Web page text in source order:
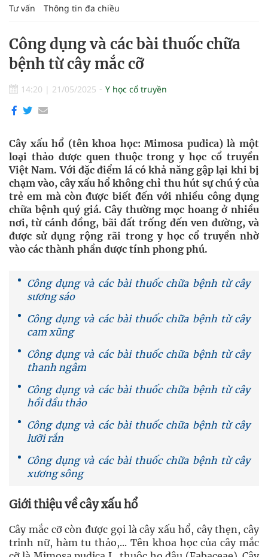
Tư vấn Thông tin đa chiều
Công dụng và các bài thuốc chữa
bệnh từ cây mắc cỡ
14:20 | 21/05/2025 Y học cổ truyền
Cây xấu hổ (tên khoa học: Mimosa pudica) là một
loại thảo dược quen thuộc trong y học cổ truyền
Việt Nam. Với đặc điểm lá có khả năng gập lại khi bị
chạm vào, cây xấu hổ không chỉ thu hút sự chú ý của
trẻ em mà còn được biết đến với nhiều công dụng
chữa bệnh quý giá. Cây thường mọc hoang ở nhiều
nơi, từ cánh đồng, bãi đất trống đến ven đường, và
được sử dụng rộng rãi trong y học cổ truyền nhờ
vào các thành phần dược tính phong phú.
Công dụng và các bài thuốc chữa bệnh từ cây
sương sáo
Công dụng và các bài thuốc chữa bệnh từ cây
cam xũng
Công dụng và các bài thuốc chữa bệnh từ cây
thanh ngâm
Công dụng và các bài thuốc chữa bệnh từ cây
hồi đầu thảo
Công dụng và các bài thuốc chữa bệnh từ cây
lưỡi rắn
Công dụng và các bài thuốc chữa bệnh từ cây
xương sông
Giới thiệu về cây xấu hổ
Cây mắc cỡ còn được gọi là cây xấu hổ, cây thẹn, cây
trinh nữ, hàm tu thảo,... Tên khoa học của cây mắc